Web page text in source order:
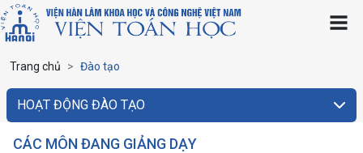
Trang chủ Đào tạo
HOẠT ĐỘNG ĐÀO TẠO
CÁC MÔN ĐANG GIẢNG DẠY